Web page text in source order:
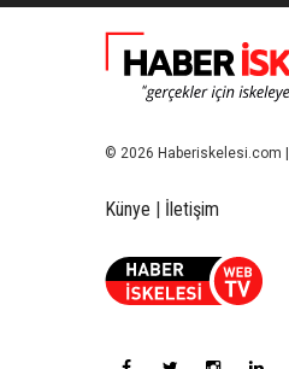
© 2026 Haberiskelesi.com |
Künye | İletişim